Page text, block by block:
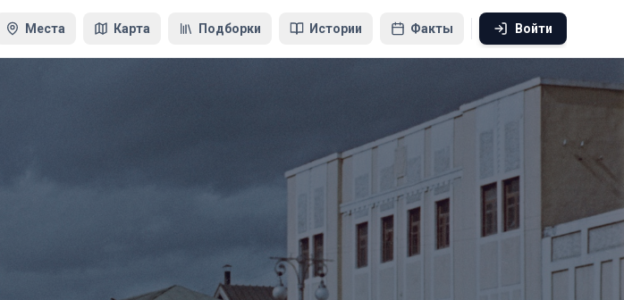
Места Карта Подборки Истории Факты Войти